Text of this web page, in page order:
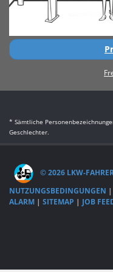
* Sämtliche
Geschlechter.
© 2026 LKW-
NUTZUNGSBEDINGUNGEN |
ALARM | SITEMAP | JOB